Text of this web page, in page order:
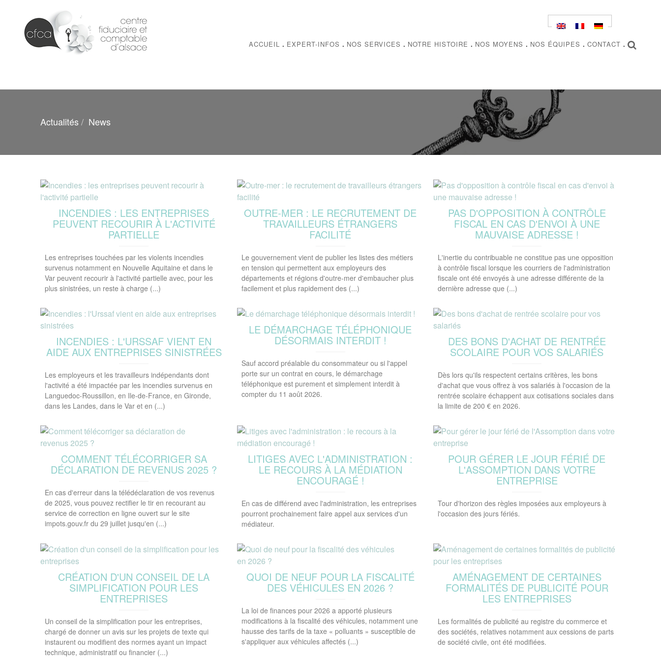
ACCUEIL . EXPERT-INFOS . NOS SERVICES . NOTRE HISTOIRE . NOS MOYENS . NOS ÉQUIPES . CONTACT . RECHERCHER
Actualités News
INCENDIES : LES ENTREPRISES
PEUVENT RECOURIR À L'ACTIVITÉ
PARTIELLE
Les entreprises touchées par les violents incendies
survenus notamment en Nouvelle Aquitaine et dans le
Var peuvent recourir à l'activité partielle avec, pour les
plus sinistrées, un reste à charge (...)
OUTRE-MER : LE RECRUTEMENT DE
TRAVAILLEURS ÉTRANGERS
FACILITÉ
Le gouvernement vient de publier les listes des métiers
en tension qui permettent aux employeurs des
départements et régions d'outre-mer d'embaucher plus
facilement et plus rapidement des (...)
PAS D'OPPOSITION À CONTRÔLE
FISCAL EN CAS D'ENVOI À UNE
MAUVAISE ADRESSE !
L'inertie du contribuable ne constitue pas une opposition
à contrôle fiscal lorsque les courriers de l'administration
fiscale ont été envoyés à une adresse différente de la
dernière adresse que (...)
INCENDIES : L'URSSAF VIENT EN
AIDE AUX ENTREPRISES SINISTRÉES
Les employeurs et les travailleurs indépendants dont
l'activité a été impactée par les incendies survenus en
Languedoc-Roussillon, en Ile-de-France, en Gironde,
dans les Landes, dans le Var et en (...)
LE DÉMARCHAGE TÉLÉPHONIQUE
DÉSORMAIS INTERDIT !
Sauf accord préalable du consommateur ou si l'appel
porte sur un contrat en cours, le démarchage
téléphonique est purement et simplement interdit à
compter du 11 août 2026.
DES BONS D'ACHAT DE RENTRÉE
SCOLAIRE POUR VOS SALARIÉS
Dès lors qu'ils respectent certains critères, les bons
d'achat que vous offrez à vos salariés à l'occasion de la
rentrée scolaire échappent aux cotisations sociales dans
la limite de 200 € en 2026.
COMMENT TÉLÉCORRIGER SA
DÉCLARATION DE REVENUS 2025 ?
En cas d'erreur dans la télédéclaration de vos revenus
de 2025, vous pouvez rectifier le tir en recourant au
service de correction en ligne ouvert sur le site
impots.gouv.fr du 29 juillet jusqu'en (...)
LITIGES AVEC L'ADMINISTRATION :
LE RECOURS À LA MÉDIATION
ENCOURAGÉ !
En cas de différend avec l'administration, les entreprises
pourront prochainement faire appel aux services d'un
médiateur.
POUR GÉRER LE JOUR FÉRIÉ DE
L'ASSOMPTION DANS VOTRE
ENTREPRISE
Tour d'horizon des règles imposées aux employeurs à
l'occasion des jours fériés.
CRÉATION D'UN CONSEIL DE LA
SIMPLIFICATION POUR LES
ENTREPRISES
Un conseil de la simplification pour les entreprises,
chargé de donner un avis sur les projets de texte qui
instaurent ou modifient des normes ayant un impact
technique, administratif ou financier (...)
QUOI DE NEUF POUR LA FISCALITÉ
DES VÉHICULES EN 2026 ?
La loi de finances pour 2026 a apporté plusieurs
modifications à la fiscalité des véhicules, notamment une
hausse des tarifs de la taxe « polluants » susceptible de
s'appliquer aux véhicules affectés (...)
AMÉNAGEMENT DE CERTAINES
FORMALITÉS DE PUBLICITÉ POUR
LES ENTREPRISES
Les formalités de publicité au registre du commerce et
des sociétés, relatives notamment aux cessions de parts
de société civile, ont été modifiées.